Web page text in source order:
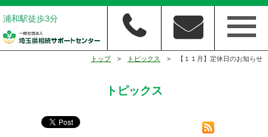
浦和駅徒歩3分
トップ> トピックス > 【１１月】定休日のお知らせ
トピックス